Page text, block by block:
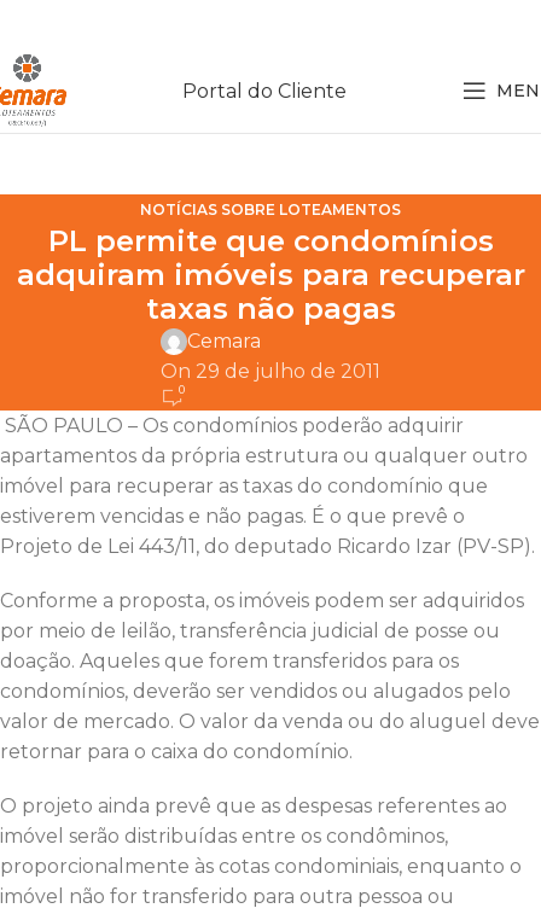
Portal do Cliente
NOTÍCIAS SOBRE LOTEAMENTOS
PL permite que condomínios
adquiram imóveis para recuperar
taxas não pagas
Cemara
On 29 de julho de 2011
0
SÃO PAULO – Os condomínios poderão adquirir
apartamentos da própria estrutura ou qualquer outro
imóvel para recuperar as taxas do condomínio que
estiverem vencidas e não pagas. É o que prevê o
Projeto de Lei 443/11, do deputado Ricardo Izar (PV-SP).
Conforme a proposta, os imóveis podem ser adquiridos
por meio de leilão, transferência judicial de posse ou
doação. Aqueles que forem transferidos para os
condomínios, deverão ser vendidos ou alugados pelo
valor de mercado. O valor da venda ou do aluguel deve
retornar para o caixa do condomínio.
O projeto ainda prevê que as despesas referentes ao
imóvel serão distribuídas entre os condôminos,
proporcionalmente às cotas condominiais, enquanto o
imóvel não for transferido para outra pessoa ou